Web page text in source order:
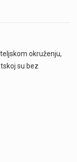
okruženju,
su bez